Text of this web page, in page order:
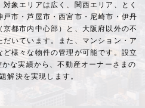
象エリアは広く、関西エリア、とく
市・芦屋市・西宮市・尼崎市・伊丹
都市内中心部）と、大阪府以外の不
いています。また、マンション・ア
様々な物件の管理が可能です。設立
な実績から、不動産オーナーさまの
解決を実現します。